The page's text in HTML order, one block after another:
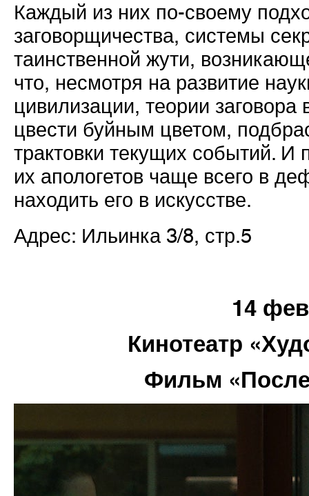
Каждый из них по-своему
заговорщичества, системы
таинственной жути,
что, несмотря на развитие
цивилизации, теории
цвести буйным цветом,
трактовки текущих событий. И
их апологетов чаще всего в
находить его в искусстве.
Адрес: Ильинка 3/8, стр.5
14
Кинотеатр
Фильм